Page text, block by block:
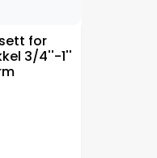
for
3/4''-1''